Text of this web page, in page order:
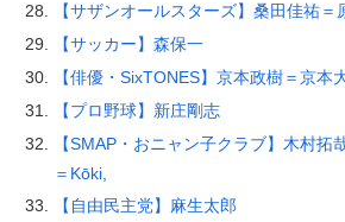
【サザンオールスターズ】桑田佳祐＝
【サッカー】森保一
【俳優・SixTONES】京本政樹＝京本
【プロ野球】新庄剛志
【SMAP・おニャン子クラブ】木村拓
＝Kōki,
【自由民主党】麻生太郎